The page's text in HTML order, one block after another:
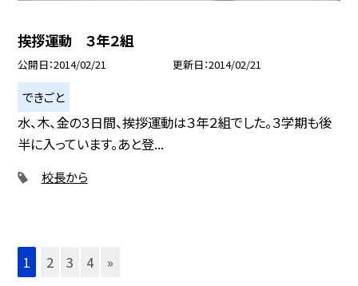
挨拶運動 ３年２組
公開日 2014/02/21 更新日 2014/02/21
できごと
水、木、金の３日間、挨拶運動は３年２組でした。３学期も後
半に入っています。あと登...
校長から
1 2 3 4 »